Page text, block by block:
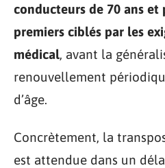
conducteurs de 70 ans et
premiers ciblés par les
médical, avant la
renouvellement
d’âge.
Concrètement, la
est attendue dans un